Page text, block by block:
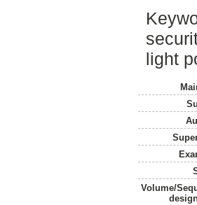
light
Volume/